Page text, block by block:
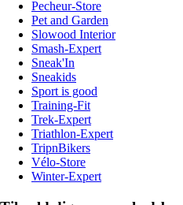
Pecheur-Store
Pet and Garden
Slowood Interior
Smash-Expert
Sneak'In
Sneakids
Sport is good
Training-Fit
Trek-Expert
Triathlon-Expert
TripnBikers
Vélo-Store
Winter-Expert